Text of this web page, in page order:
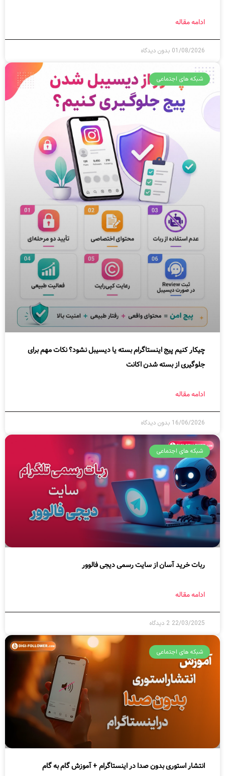
ادامه مقاله
01/08/2026 بدون دیدگاه
شبکه های اجتماعی
چیکار کنیم پیج اینستاگرام بسته یا دیسیبل نشود؟ نکات مهم برای
جلوگیری از بسته شدن اکانت
ادامه مقاله
16/06/2026 بدون دیدگاه
شبکه های اجتماعی
ربات خرید آسان از سایت رسمی دیجی فالوور
ادامه مقاله
22/03/2025 2 دیدگاه
شبکه های اجتماعی
انتشار استوری بدون صدا در اینستاگرام + آموزش گام به گام